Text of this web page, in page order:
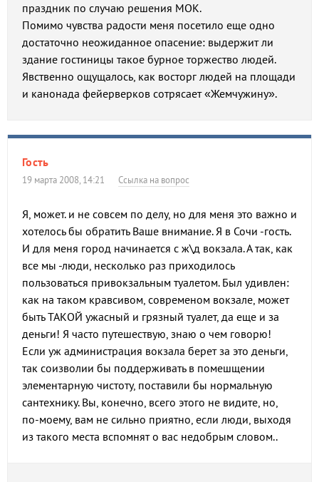
праздник по случаю решения МОК.
Помимо чувства радости меня посетило еще одно
достаточно неожиданное опасение: выдержит ли
здание гостиницы такое бурное торжество людей.
Явственно ощущалось, как восторг людей на площади
и канонада фейерверков сотрясает «Жемчужину».
Гость
19 марта 2008, 14:21 Ссылка на вопрос
Я, может. и не совсем по делу, но для меня это важно и
хотелось бы обратить Ваше внимание. Я в Сочи -гость.
И для меня город начинается с ж\д вокзала. А так, как
все мы -люди, несколько раз приходилось
пользоваться привокзальным туалетом. Был удивлен:
как на таком кравсивом, современом вокзале, может
быть ТАКОЙ ужасный и грязный туалет, да еще и за
деньги! Я часто путешествую, знаю о чем говорю!
Если уж администрация вокзала берет за это деньги,
так соизволии бы поддерживать в помешщении
элементарную чистоту, поставили бы нормальную
сантехнику. Вы, конечно, всего этого не видите, но,
по-моему, вам не сильно приятно, если люди, выходя
из такого места вспомнят о вас недобрым словом..